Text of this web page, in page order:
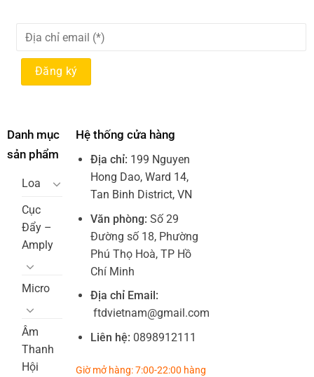
Danh mục
sản phẩm
Loa
Cục
Đẩy –
Amply
Micro
Âm
Thanh
Hội
Hệ thống cửa hàng
Địa chỉ: 199 Nguyen
Hong Dao, Ward 14,
Tan Binh District, VN
Văn phòng: Số 29
Đường số 18, Phường
Phú Thọ Hoà, TP Hồ
Chí Minh
Địa chỉ Email:
ftdvietnam@gmail.com
Liên hệ: 0898912111
Giờ mở hàng: 7:00-22:00 hàng